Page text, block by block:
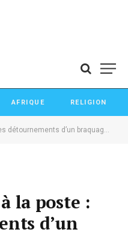
AFRIQUE RELIGION
d’un braquage interne
la poste :
d’un